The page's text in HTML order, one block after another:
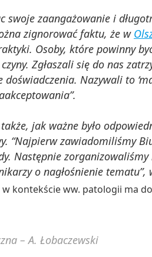
swoje zaangażowanie i
zignorować faktu, że w
Osoby, które powinny
czyny. Zgłaszali się do nas
Nazywali to
także, jak ważne było
“Najpierw zawiadomiliśmy
Następnie
o nagłośnienie tematu”,
kontekście ww. patologii ma
– A. Łobaczewski